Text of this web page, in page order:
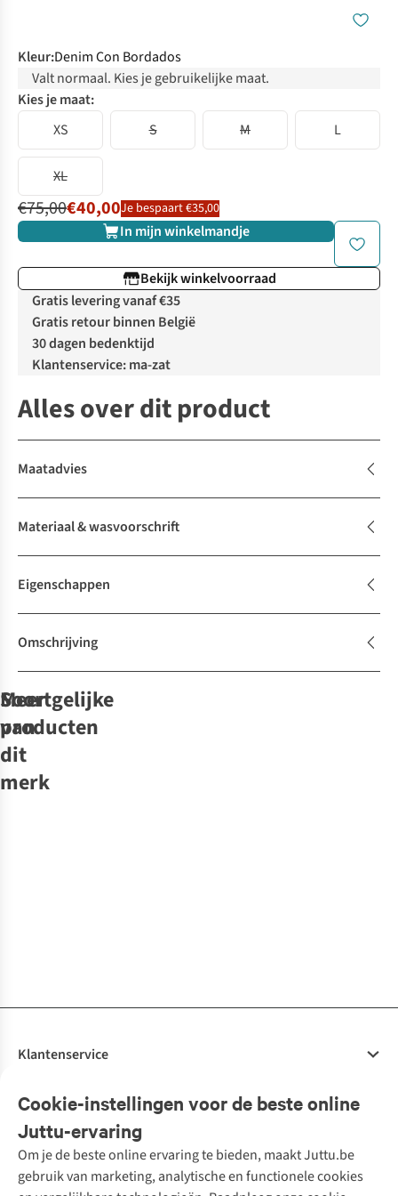
Kleur:Denim Con Bordados
Valt normaal. Kies je gebruikelijke maat.
Kies je maat:
XS
S M L
XL
€75,00€40,00Je bespaart €35,00
In mijn winkelmandje
Bekijk winkelvoorraad
Gratis levering vanaf €35
Gratis retour binnen België
30 dagen bedenktijd
Klantenservice: ma-zat
Alles over dit product
Maatadvies
Materiaal & wasvoorschrift
Eigenschappen
Omschrijving
Soortgelijke
producten
Another-Label
Meer
van
dit
merk
Cookie-instellingen voor de beste online
Juttu-ervaring
Om je de beste online ervaring te bieden, maakt Juttu.be
gebruik van marketing, analytische en functionele cookies
Klantenservice
Bestellen
Betalen
10% studentenkorting
Klarna - achteraf betalen
Onze diensten
Tweedehands - ReJUsed
Kledingatelier
Personal shopping
Juttu